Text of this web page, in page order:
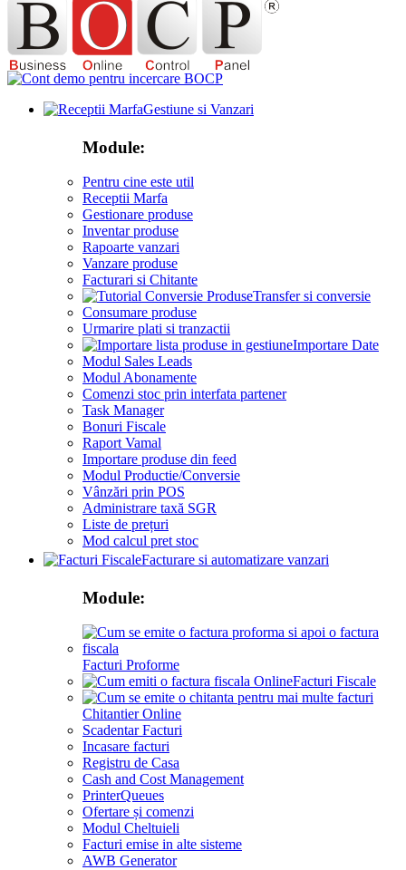
Gestiune si Vanzari
Module:
Pentru cine este util
Receptii Marfa
Gestionare produse
Inventar produse
Rapoarte vanzari
Vanzare produse
Facturari si Chitante
Transfer si conversie
Consumare produse
Urmarire plati si tranzactii
Importare Date
Modul Sales Leads
Modul Abonamente
Comenzi stoc prin interfata partener
Task Manager
Bonuri Fiscale
Raport Vamal
Importare produse din feed
Modul Productie/Conversie
Vânzări prin POS
Administrare taxă SGR
Liste de prețuri
Mod calcul pret stoc
Facturare si automatizare vanzari
Module:
Facturi Proforme
Facturi Fiscale
Chitantier Online
Scadentar Facturi
Incasare facturi
Registru de Casa
Cash and Cost Management
PrinterQueues
Ofertare și comenzi
Modul Cheltuieli
Facturi emise in alte sisteme
AWB Generator